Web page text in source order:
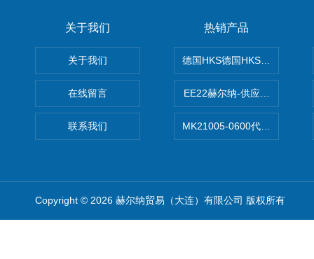
关于我们
关于我们
在线留言
联系我们
热销产品
德国HKS德国HKS液压旋转摆
EE22赫尔纳-供应
MK21005-0600代理德国MK
Copyright © 2026 赫尔纳贸易（大连）有限公司 版权所有